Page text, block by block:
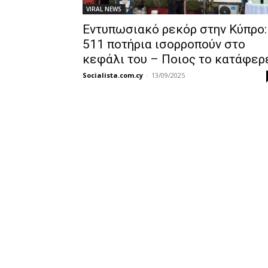
VIRAL NEWS
Εντυπωσιακό ρεκόρ στην Κύπρο:
511 ποτήρια ισορροπούν στο
κεφάλι του – Ποιος το
Socialista.com.cy - 13/09/2025